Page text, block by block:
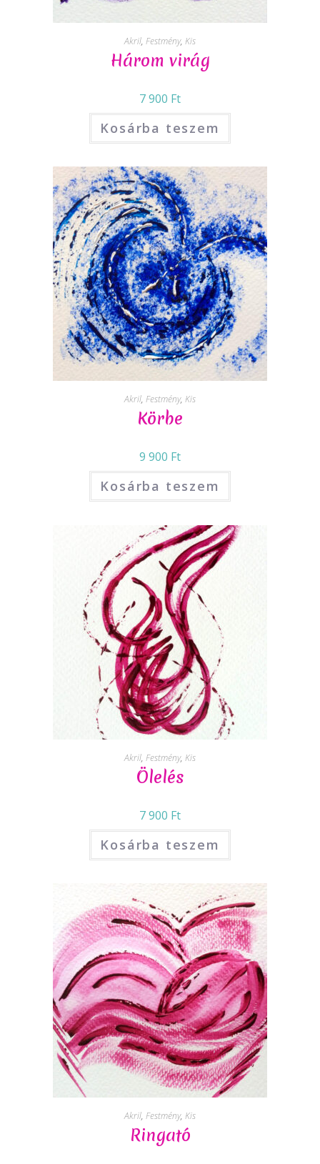
Akril, Festmény, Kis
Három virág
7 900 Ft
Kosárba teszem
Akril, Festmény, Kis
Körbe
9 900 Ft
Kosárba teszem
Akril, Festmény, Kis
Ölelés
7 900 Ft
Kosárba teszem
Akril, Festmény, Kis
Ringató